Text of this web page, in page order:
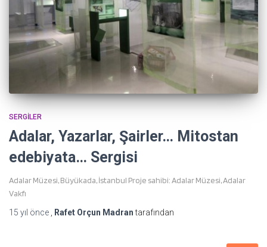
SERGILER
Adalar, Yazarlar, Şairler… Mitostan
edebiyata… Sergisi
Adalar Müzesi, Büyükada, İstanbul Proje sahibi: Adalar Müzesi, Adalar
Vakfı
15 yıl önce Rafet Orçun Madrantarafından